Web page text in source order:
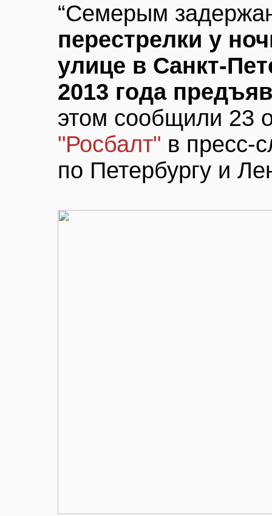
“Семерым
перестрелки у
улице в Санкт-
2013 года
этом сообщили 23
"Росбалт" в пресс-
по Петербургу и